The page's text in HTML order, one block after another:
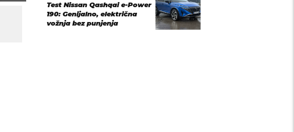
Test Nissan Qashqai e-Power
190: Genijalno, električna
vožnja bez punjenja